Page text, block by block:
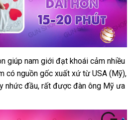
giúp nam giới đạt khoái cảm nhiều
có nguồn gốc xuất xứ từ USA (Mỹ),
nhức đầuLazada
, nhanh
rất nhập
được đàn ông Mỹ ưa